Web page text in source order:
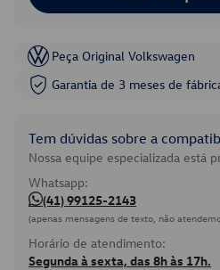
Peça Original Volkswagen
Garantia de 3 meses de
Tem dúvidas sobre a
Nossa equipe especializada está
Whatsapp:
(41) 99125-2143
(apenas mensagens de texto, não
Horário de atendimento:
Segunda à sexta, das 8h às 17h.